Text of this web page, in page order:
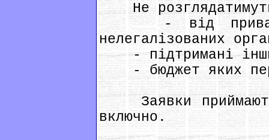
Не
- від
нелегалізованих
- підтримані
- бюджет яких
Заявки
включно.